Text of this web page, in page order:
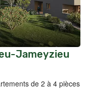
Jameyzieu
de 2 à 4 pièces